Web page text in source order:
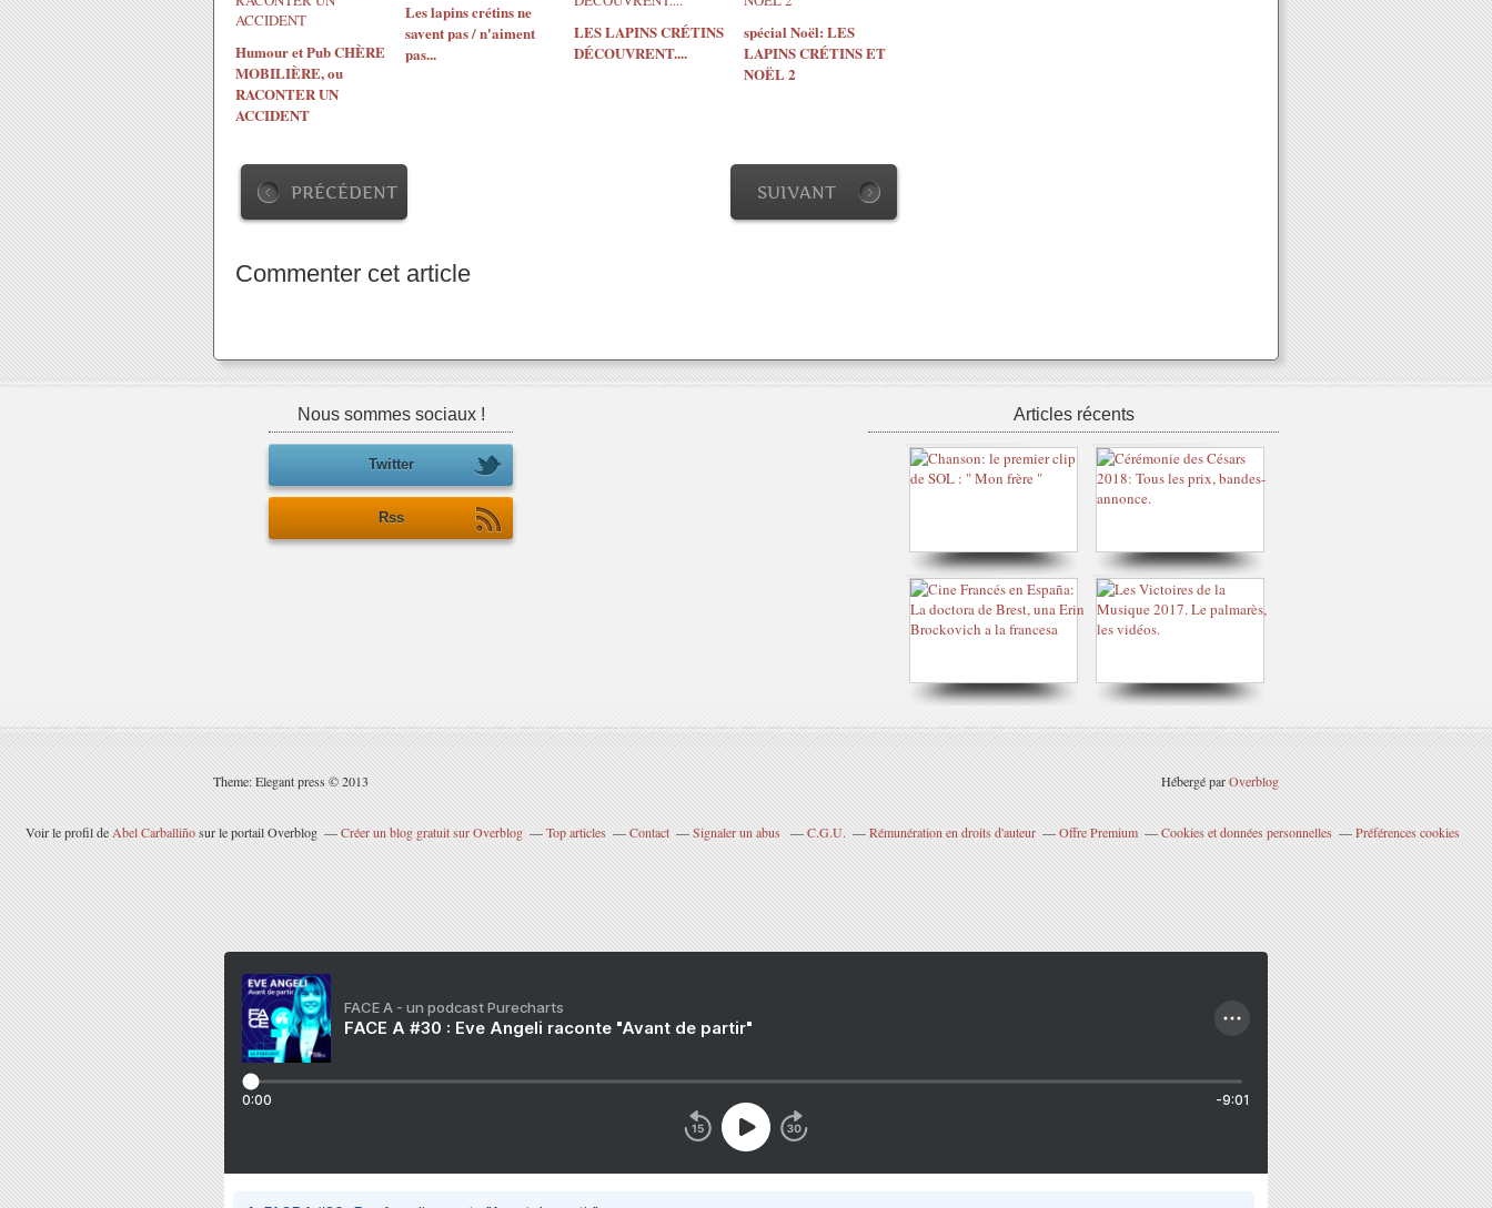
Humour et Pub CHÈRE
MOBILIÈRE, ou
RACONTER UN
ACCIDENT
Les lapins crétins ne
savent pas / n'aiment
pas...
LES LAPINS CRÉTINS
DÉCOUVRENT....
spécial Noël: LES
LAPINS CRÉTINS ET
NOËL 2
PRÉCÉDENT SUIVANT
Commenter cet article
Nous sommes sociaux !
Twitter
Rss
Articles récents
Theme: Elegant press © 2013 Hébergé parOverblog
Voir le profil de Abel Carballiñosur le portail Overblog Créer un blog gratuit sur Overblog Top articles Contact Signaler un abus C.G.U. Rémunération en droits d'auteur Offre Premium Cookies et données personnelles Préférences cookies
FACE A - un podcast Purecharts
FACE A #30 : Eve Angeli raconte "Avant de partir"
0:00 -9:01